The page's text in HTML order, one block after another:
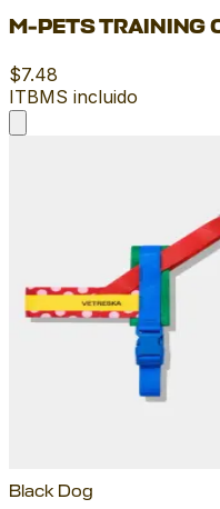
M-PETS TRAINING
$7.48
ITBMS incluido
Black Dog